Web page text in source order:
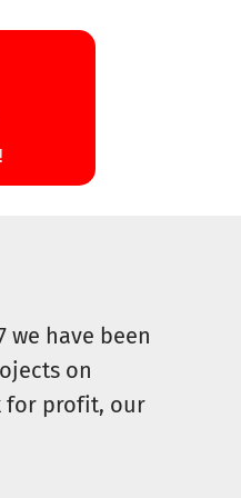
we have been
on
for profit, our